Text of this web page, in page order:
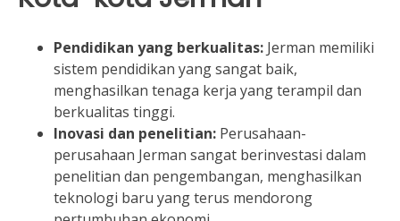
Pendidikan yang berkualitas: Jerman memiliki
sistem pendidikan yang sangat baik,
menghasilkan tenaga kerja yang terampil dan
berkualitas tinggi.
Inovasi dan penelitian: Perusahaan-
perusahaan Jerman sangat berinvestasi dalam
penelitian dan pengembangan, menghasilkan
teknologi baru yang terus mendorong